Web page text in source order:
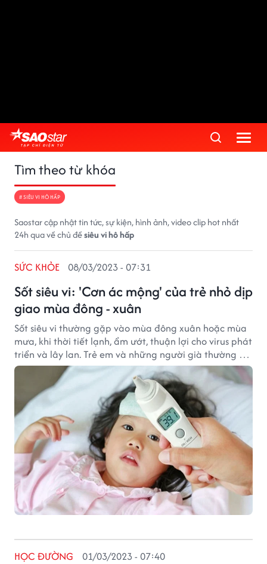
Tìm theo từ khóa
# SIÊU VI HÔ HẤP
Saostar cập nhật tin tức, sự kiện, hình ảnh, video clip hot nhất
24h qua về chủ đềsiêu vi hô hấp
Sốt siêu vi: 'Cơn ác mộng' của trẻ nhỏ dịp
giao mùa đông - xuân
SỨC KHỎE 08/03/2023 - 07:31
Sốt siêu vi thường gặp vào mùa đông xuân hoặc mùa
mưa, khi thời tiết lạnh, ẩm ướt, thuận lợi cho virus phát
triển và lây lan. Trẻ em và những người già thường có
nguy cơ mắc bệnh nghiêm trọng hơn.
HỌC ĐƯỜNG 01/03/2023 - 07:40